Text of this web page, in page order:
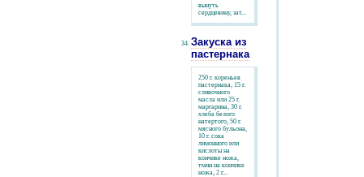
вынуть
сердцевину, зат...
Закуска из
пастернака
250 г. кореньев
пастернака, 15 г.
сливочного
масла или 25 г.
маргарина, 30 г.
хлеба белого
натертого, 50 г.
мясного бульона,
10 г. сока
лимонного или
кислоты на
кончике ножа,
тмин на кончике
ножа, 2 г...